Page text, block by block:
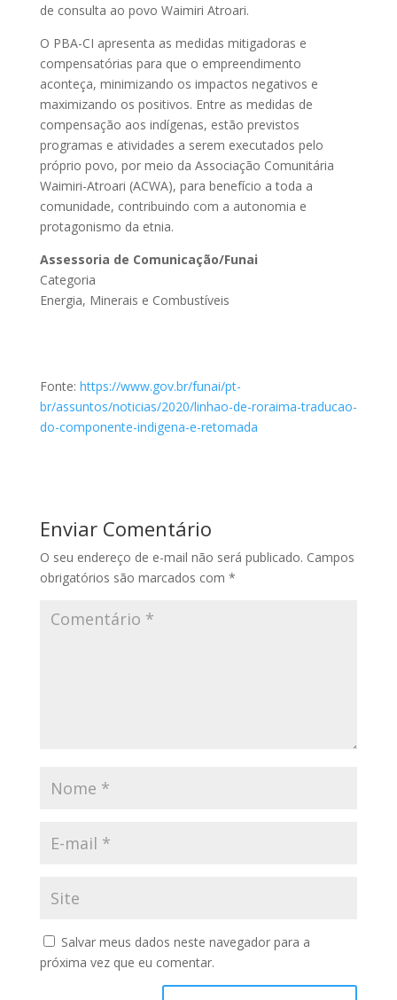
de consulta ao povo Waimiri Atroari.
O PBA-CI apresenta as medidas mitigadoras e
compensatórias para que o empreendimento
aconteça, minimizando os impactos negativos e
maximizando os positivos. Entre as medidas de
compensação aos indígenas, estão previstos
programas e atividades a serem executados pelo
próprio povo, por meio da Associação Comunitária
Waimiri-Atroari (ACWA), para benefício a toda a
comunidade, contribuindo com a autonomia e
protagonismo da etnia.
Assessoria de Comunicação/Funai
Categoria
Energia, Minerais e Combustíveis
Fonte: https://www.gov.br/funai/pt-
br/assuntos/noticias/2020/linhao-de-roraima-traducao-
do-componente-indigena-e-retomada
Enviar Comentário
O seu endereço de e-mail não será publicado. Campos
obrigatórios são marcados com *
Salvar meus dados neste navegador para a
próxima vez que eu comentar.